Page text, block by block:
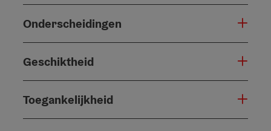
Onderscheidingen
Geschiktheid
Toegankelijkheid